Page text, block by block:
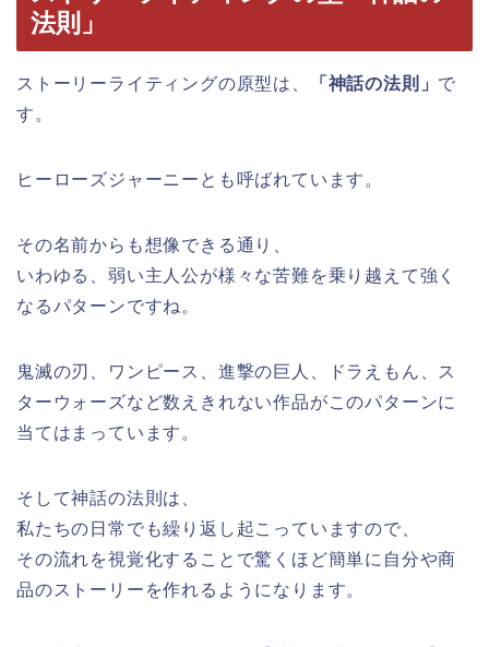
法則」
ストーリーライティングの原型は、 「神話の法則」 で
す。
ヒーローズジャーニーとも呼ばれています。
その名前からも想像できる通り、
いわゆる、弱い主人公が様々な苦難を乗り越えて強く
なるパターンですね。
鬼滅の刃、ワンピース、進撃の巨人、ドラえもん、ス
ターウォーズなど数えきれない作品がこのパターンに
当てはまっています。
そして神話の法則は、
私たちの日常でも繰り返し起こっていますので、
その流れを視覚化することで驚くほど簡単に自分や商
品のストーリーを作れるようになります。